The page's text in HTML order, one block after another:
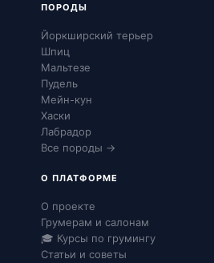
ПОРОДЫ
Йоркширский терьер
Шпиц
Мальтезе
Пудель
Мейн-кун
Хаски
Лабрадор
Все породы →
О ПЛАТФОРМЕ
О проекте
Грумерам и салонам
🎓 Курсы по грумингу
Статьи и советы